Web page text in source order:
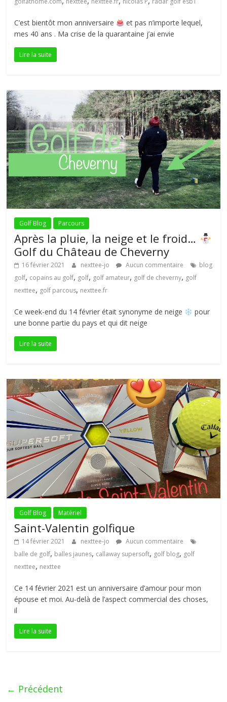
C’est bientôt mon anniversaire
et pas n’importe lequel,
mes 40 ans . Ma crise de la quarantaine j’ai envie
Lire la suite
Golf Blog Parcours
Après la pluie, la neige et le froid…
Golf du Château de Cheverny
16 février 2021 nexttee-jo Aucun commentaire
blog
golf, copains au golf, golf, golf amateur, golf de cheverny, golf
nexttee, golf parcous, nexttee.fr
Ce week-end du 14 février était synonyme de neige
pour
une bonne partie du pays et qui dit neige
Lire la suite
Golf Blog Matériel
Saint-Valentin golfique
14 février 2021 nexttee-jo
Aucun commentaire
balle de golf, balles jaunes, callaway supersoft, golf blog, golf
nexttee, nexttee
Ce 14 février 2021 est un anniversaire d’amour pour mon
épouse et moi. Au-delà de l’aspect commercial des choses,
il
Lire la suite
← Précédent